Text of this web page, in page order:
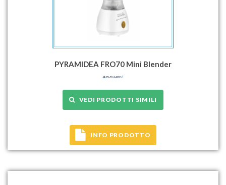
PYRAMIDEA FRO70 Mini Blender
VEDI PRODOTTI SIMILI
INFO PRODOTTO